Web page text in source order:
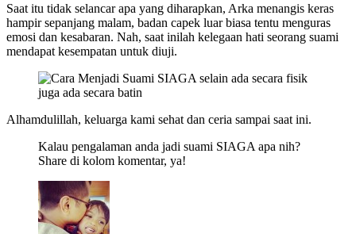
Saat itu tidak selancar apa yang diharapkan, Arka menangis keras
hampir sepanjang malam, badan capek luar biasa tentu menguras
emosi dan kesabaran. Nah, saat inilah kelegaan hati seorang suami
mendapat kesempatan untuk diuji.
Alhamdulillah, keluarga kami sehat dan ceria sampai saat ini.
Kalau pengalaman anda jadi suami SIAGA apa nih?
Share di kolom komentar, ya!